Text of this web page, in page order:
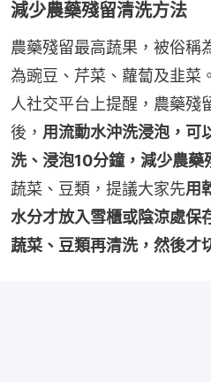
減少農藥殘留清洗方法
農藥殘留最高蔬果，被俗稱
為豌豆、芹菜、蘿蔔及韭菜
人社交平台上提醒，農藥殘
後， 用流動水沖洗浸泡，可
洗、浸泡10分鐘，減少農藥
蔬菜、豆類，提議大家先用
水分才放入雪櫃或陰涼處保
蔬菜、豆類再清洗，然後才